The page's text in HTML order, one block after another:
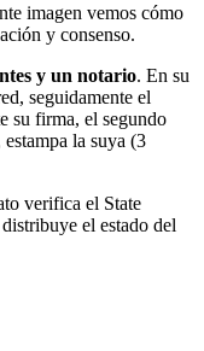
imagen vemos cómo
y consenso.
y un notario. En su
seguidamente el
su firma, el segundo
la suya (3
verifica el State
el estado del